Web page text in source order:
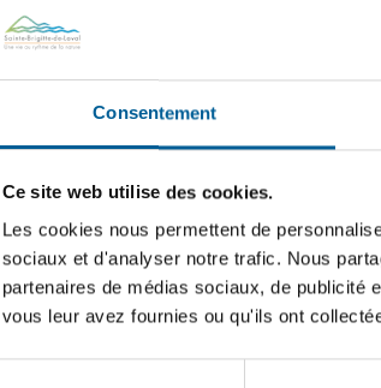
Consentement
Ce site web utilise des cookies.
Les cookies nous permettent de
sociaux et d'analyser notre trafic. Nous
partenaires de médias sociaux, de publicité
vous leur avez fournies ou qu'ils ont
ordinaire
Séance ordinaire
ordinaire
ordinaire
extraordinaire
ordinaire
Séance ordinaire
ordinaire